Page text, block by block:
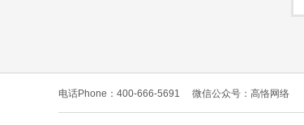
电话Phone：400-666-5691 微信公众号：高恪网络